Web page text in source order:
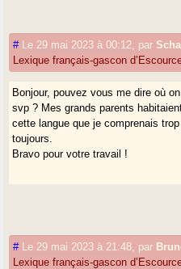
# Le 29 mai 2023 à 00:12 par
Lexique français-gascon
Bonjour, pouvez vous me dire où
svp ? Mes grands parents
cette langue que je comprenais
toujours.
Bravo pour votre travail !
# Le 29 mai 2023 à 21:48 par
Lexique français-gascon